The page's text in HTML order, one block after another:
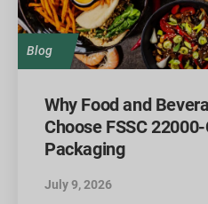
Blog
Why Food and
Choose FSSC
Packaging
July 9, 2026